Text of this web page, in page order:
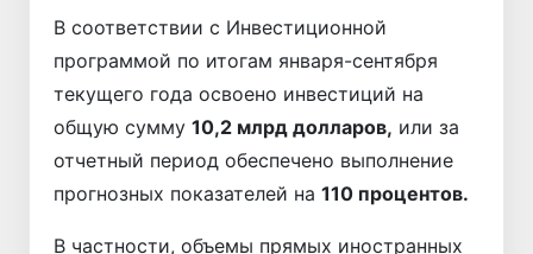
В соответствии с Инвестиционной
программой по итогам января-сентября
текущего года освоено инвестиций на
общую сумму 10,2 млрд долларов, или за
отчетный период обеспечено выполнение
прогнозных показателей на 110 процентов.
В частности, объемы прямых иностранных